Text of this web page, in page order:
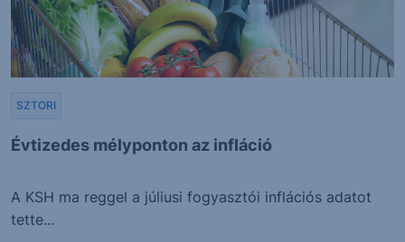
Évtizedes mélyponton az infláció
SZTORI
A KSH ma reggel a júliusi fogyasztói inflációs adatot
tette...